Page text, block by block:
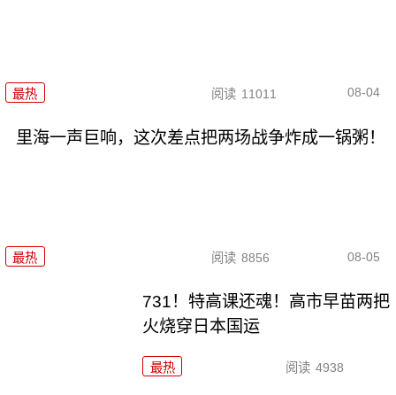
最热 阅读 11011 08-04
里海一声巨响，这次差点把两场战争炸成一锅粥！
最热 阅读 8856 08-05
731！特高课还魂！高市早苗两把
火烧穿日本国运
最热 阅读 4938